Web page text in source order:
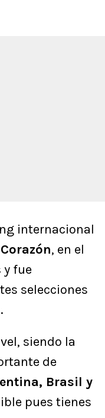
internacional
, en el
y fue
selecciones
siendo la
de
Brasil y
pues tienes